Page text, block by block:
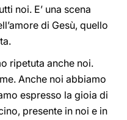
noi. E’ una scena
di Gesù, quello
ripetuta anche noi.
Anche noi abbiamo
espresso la gioia di
presente in noi e in